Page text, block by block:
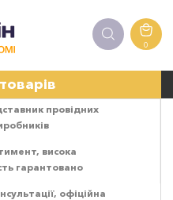
0
провідних
висока
гарантовано
офіційна